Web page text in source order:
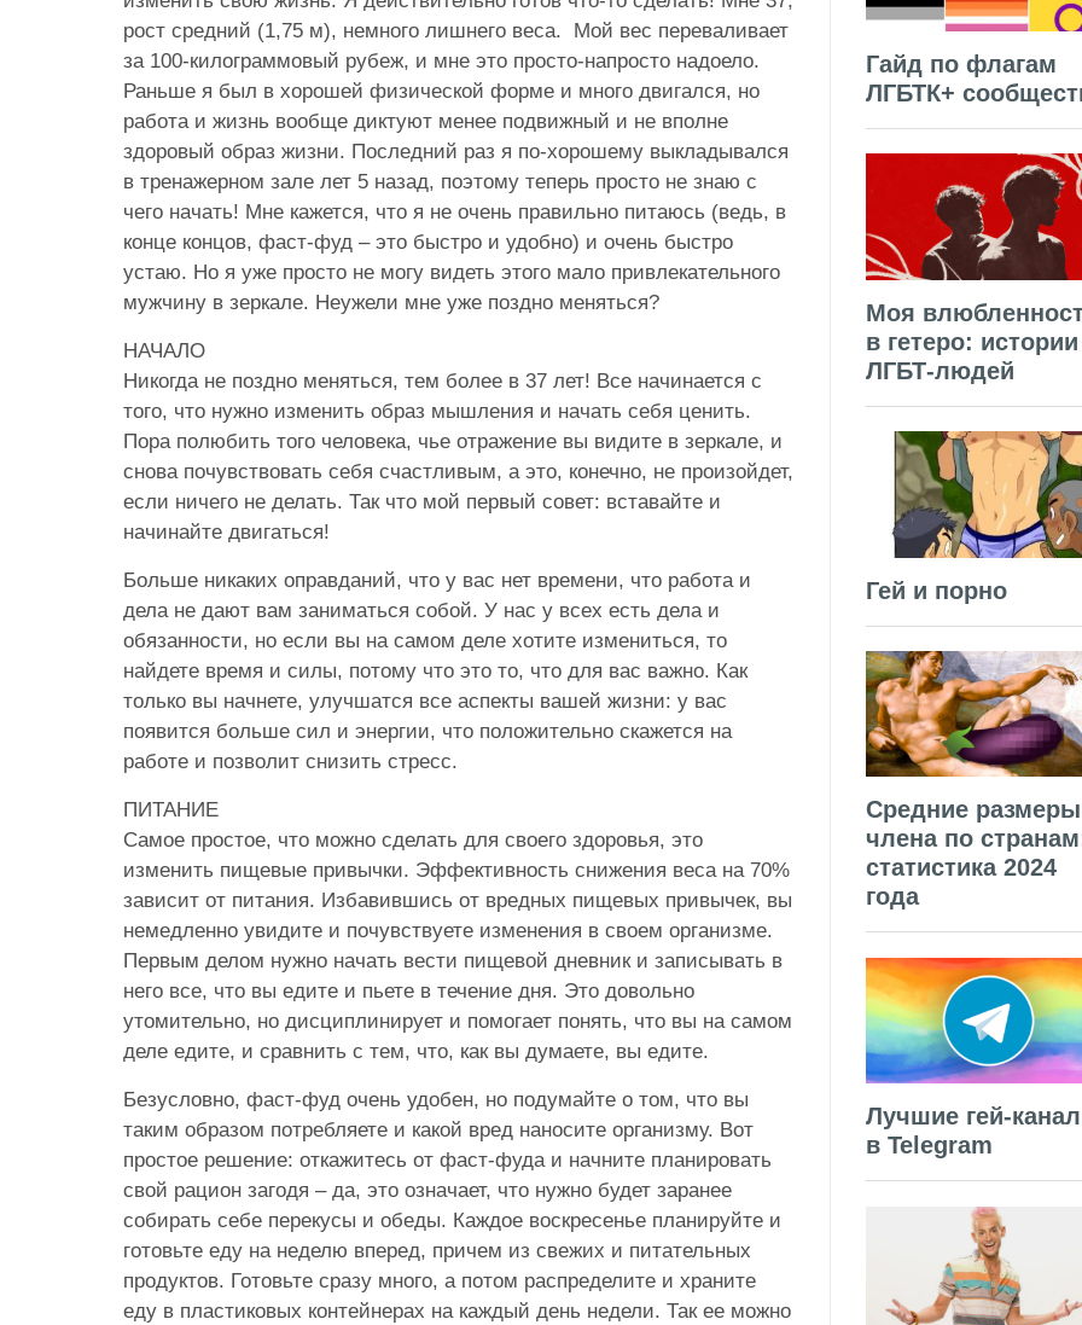
рост средний (1,75 м), немного лишнего веса. Мой вес переваливает
за 100-килограммовый рубеж, и мне это просто-напросто надоело.
Раньше я был в хорошей физической форме и много двигался, но
работа и жизнь вообще диктуют менее подвижный и не вполне
здоровый образ жизни. Последний раз я по-хорошему выкладывался
в тренажерном зале лет 5 назад, поэтому теперь просто не знаю с
чего начать! Мне кажется, что я не очень правильно питаюсь (ведь, в
конце концов, фаст-фуд – это быстро и удобно) и очень быстро
устаю. Но я уже просто не могу видеть этого мало привлекательного
мужчину в зеркале. Неужели мне уже поздно меняться?
НАЧАЛО
Никогда не поздно меняться, тем более в 37 лет! Все начинается с
того, что нужно изменить образ мышления и начать себя ценить.
Пора полюбить того человека, чье отражение вы видите в зеркале, и
снова почувствовать себя счастливым, а это, конечно, не произойдет,
если ничего не делать. Так что мой первый совет: вставайте и
начинайте двигаться!
Больше никаких оправданий, что у вас нет времени, что работа и
дела не дают вам заниматься собой. У нас у всех есть дела и
обязанности, но если вы на самом деле хотите измениться, то
найдете время и силы, потому что это то, что для вас важно. Как
только вы начнете, улучшатся все аспекты вашей жизни: у вас
появится больше сил и энергии, что положительно скажется на
работе и позволит снизить стресс.
ПИТАНИЕ
Самое простое, что можно сделать для своего здоровья, это
изменить пищевые привычки. Эффективность снижения веса на 70%
зависит от питания. Избавившись от вредных пищевых привычек, вы
немедленно увидите и почувствуете изменения в своем организме.
Первым делом нужно начать вести пищевой дневник и записывать в
него все, что вы едите и пьете в течение дня. Это довольно
утомительно, но дисциплинирует и помогает понять, что вы на самом
деле едите, и сравнить с тем, что, как вы думаете, вы едите.
Безусловно, фаст-фуд очень удобен, но подумайте о том, что вы
таким образом потребляете и какой вред наносите организму. Вот
простое решение: откажитесь от фаст-фуда и начните планировать
свой рацион загодя – да, это означает, что нужно будет заранее
собирать себе перекусы и обеды. Каждое воскресенье планируйте и
готовьте еду на неделю вперед, причем из свежих и питательных
продуктов. Готовьте сразу много, а потом распределите и храните
еду в пластиковых контейнерах на каждый день недели. Так ее можно
Гайд по флагам
ЛГБТК+
Моя
в гетеро: истории
ЛГБТ-людей
Гей и порно
Средние размеры
члена по
статистика 2024
года
Лучшие гей-
в Telegram